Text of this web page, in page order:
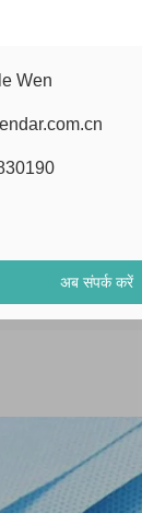
Wen
अब संपर्क करें